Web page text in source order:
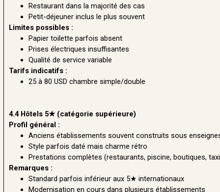
Restaurant dans la majorité des cas
Petit-déjeuner inclus le plus souvent
Limites possibles :
Papier toilette parfois absent
Prises électriques insuffisantes
Qualité de service variable
Tarifs indicatifs :
25 à 80 USD chambre simple/double
4.4 Hôtels 5★ (catégorie supérieure)
Profil général :
Anciens établissements souvent construits sous
Style parfois daté mais charme rétro
Prestations complètes (restaurants, piscine, boutiques,
Remarques :
Standard parfois inférieur aux 5★ internationaux
Modernisation en cours dans plusieurs établissements